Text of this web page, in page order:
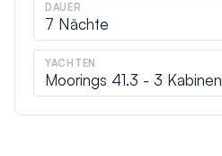
DAUER
7 Nächte
YACHTEN
Moorings 41.3 - 3 Kabinen